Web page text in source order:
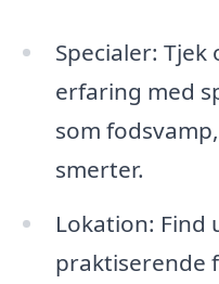
Specialer:
erfaring med
som
smerter.
Lokation: Find
praktiserende